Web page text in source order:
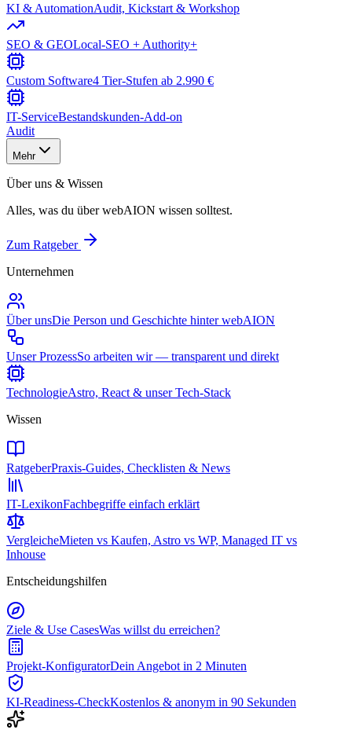
KI & AutomationAudit, Kickstart & Workshop
SEO & GEOLocal-SEO + Authority+
Custom Software4 Tier-Stufen ab 2.990 €
IT-ServiceBestandskunden-Add-on
Audit
Mehr
Über uns & Wissen
Alles, was du über webAION wissen solltest.
Zum Ratgeber
Unternehmen
Über unsDie Person und Geschichte hinter webAION
Unser ProzessSo arbeiten wir — transparent und direkt
TechnologieAstro, React & unser Tech-Stack
Wissen
RatgeberPraxis-Guides, Checklisten & News
IT-LexikonFachbegriffe einfach erklärt
VergleicheMieten vs Kaufen, Astro vs WP, Managed IT vs
Inhouse
Entscheidungshilfen
Ziele & Use CasesWas willst du erreichen?
Projekt-KonfiguratorDein Angebot in 2 Minuten
KI-Readiness-CheckKostenlos & anonym in 90 Sekunden